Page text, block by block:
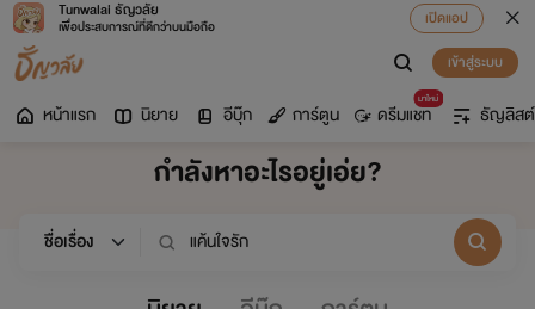
Tunwalai ธัญวลัย
เพื่อประสบการณ์ที่ดีกว่าบนมือถือ
เปิดแอป
เข้าสู่ระบบ
หน้าแรก นิยาย อีบุ๊ก การ์ตูน
มาใหม่
ดรีมแชท ธัญลิสต์
กำลังหาอะไรอยู่เอ่ย?